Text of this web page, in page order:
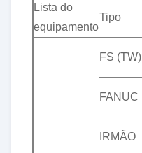
Lista do
equipamento
Tipo
FS (TW)
FANUC
IRMÃO